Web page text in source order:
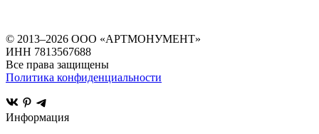
© 2013–2026 ООО «АРТМОНУМЕНТ»
ИНН 7813567688
Все права защищены
Политика конфиденциальности
Информация